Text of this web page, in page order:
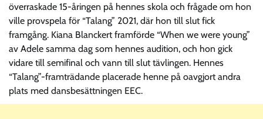
överraskade 15-åringen på hennes skola och frågade om hon
ville provspela för “Talang” 2021, där hon till slut fick
framgång. Kiana Blanckert framförde “When we were young”
av Adele samma dag som hennes audition, och hon gick
vidare till semifinal och vann till slut tävlingen. Hennes
“Talang”-framträdande placerade henne på oavgjort andra
plats med dansbesättningen EEC.